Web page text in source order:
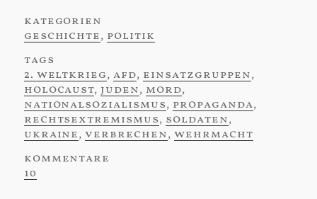
kategorien
geschichte, politik
tags
2. weltkrieg,afd, einsatzgruppen,
holocaust, juden, mord,
nationalsozialismus, propaganda,
rechtsextremismus, soldaten,
ukraine,verbrechen,wehrmacht
kommentare
10